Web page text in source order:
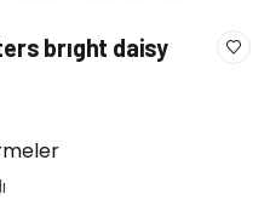
brıght daisy